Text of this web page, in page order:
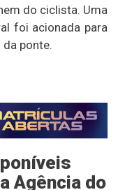
do ciclista. Uma
foi acionada para
ponte.
Agência do